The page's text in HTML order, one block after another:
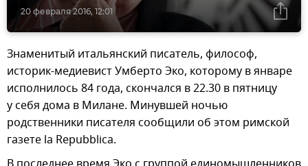
20 февраля 2016, 12:01
Знаменитый итальянский писатель, философ,
историк-медиевист Умберто Эко, которому в январе
исполнилось 84 года, скончался в 22.30 в пятницу
у себя дома в Милане. Минувшей ночью
родственники писателя сообщили об этом римской
газете la Repubblica.